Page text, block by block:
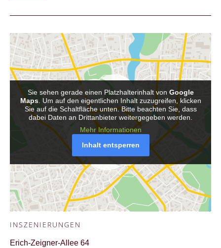
Sie sehen gerade einen Platzhalterinhalt von Google
Maps. Um auf den eigentlichen Inhalt zuzugreifen, klicken
Sie auf die Schaltfläche unten. Bitte beachten Sie, dass
dabei Daten an Drittanbieter weitergegeben werden.
Mehr Informationen
Inhalt entsperren
INSZENIERUNGEN
Erich-Zeigner-Allee 64